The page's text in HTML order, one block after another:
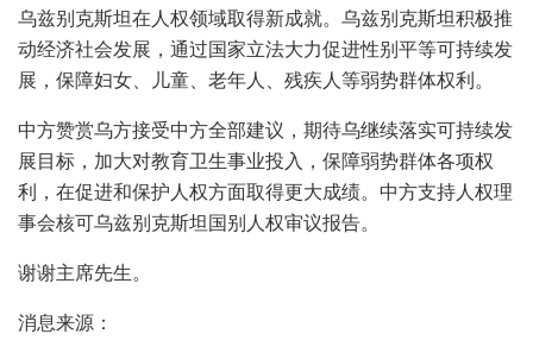
乌兹别克斯坦在人权领域取得新成就。乌兹别克斯坦积极推
动经济社会发展，通过国家立法大力促进性别平等可持续发
展，保障妇女、儿童、老年人、残疾人等弱势群体权利。
中方赞赏乌方接受中方全部建议，期待乌继续落实可持续发
展目标，加大对教育卫生事业投入，保障弱势群体各项权
利，在促进和保护人权方面取得更大成绩。中方支持人权理
事会核可乌兹别克斯坦国别人权审议报告。
谢谢主席先生。
消息来源：